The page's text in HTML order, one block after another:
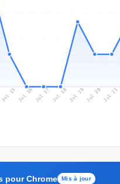
Jul 15 Jul 16 Jul 17 Jul 18Jul 19 Jul 20 Jul 21
pour Chrome Mis à jour